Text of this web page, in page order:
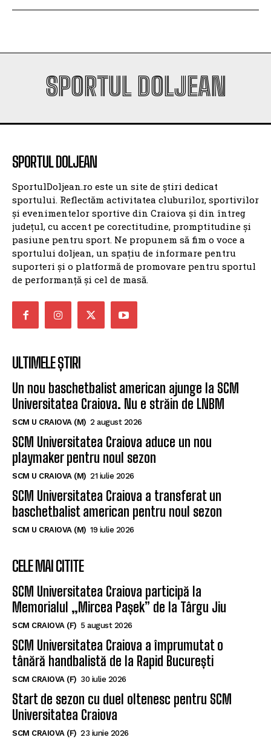
SPORTUL DOLJEAN
SPORTUL DOLJEAN
SportulDoljean.ro este un site de știri dedicat
sportului. Reflectăm activitatea cluburilor, sportivilor
și evenimentelor sportive din Craiova și din întreg
județul, cu accent pe corectitudine, promptitudine și
pasiune pentru sport. Ne propunem să fim o voce a
sportului doljean, un spațiu de informare pentru
suporteri și o platformă de promovare pentru sportul
de performanță și cel de masă.
ULTIMELE ȘTIRI
Un nou baschetbalist american ajunge la SCM
Universitatea Craiova. Nu e străin de LNBM
SCM U CRAIOVA (M) 2 august 2026
SCM Universitatea Craiova aduce un nou
playmaker pentru noul sezon
SCM U CRAIOVA (M) 21 iulie 2026
SCM Universitatea Craiova a transferat un
baschetbalist american pentru noul sezon
SCM U CRAIOVA (M) 19 iulie 2026
CELE MAI CITITE
SCM Universitatea Craiova participă la
Memorialul „Mircea Pașek” de la Târgu Jiu
SCM CRAIOVA (F) 5 august 2026
SCM Universitatea Craiova a împrumutat o
tânără handbalistă de la Rapid București
SCM CRAIOVA (F) 30 iulie 2026
Start de sezon cu duel oltenesc pentru SCM
Universitatea Craiova
SCM CRAIOVA (F) 23 iunie 2026